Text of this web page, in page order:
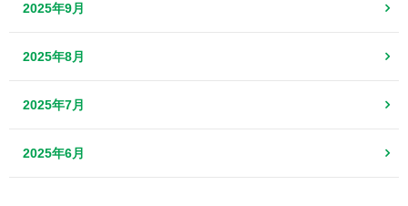
2025年9月
2025年8月
2025年7月
2025年6月